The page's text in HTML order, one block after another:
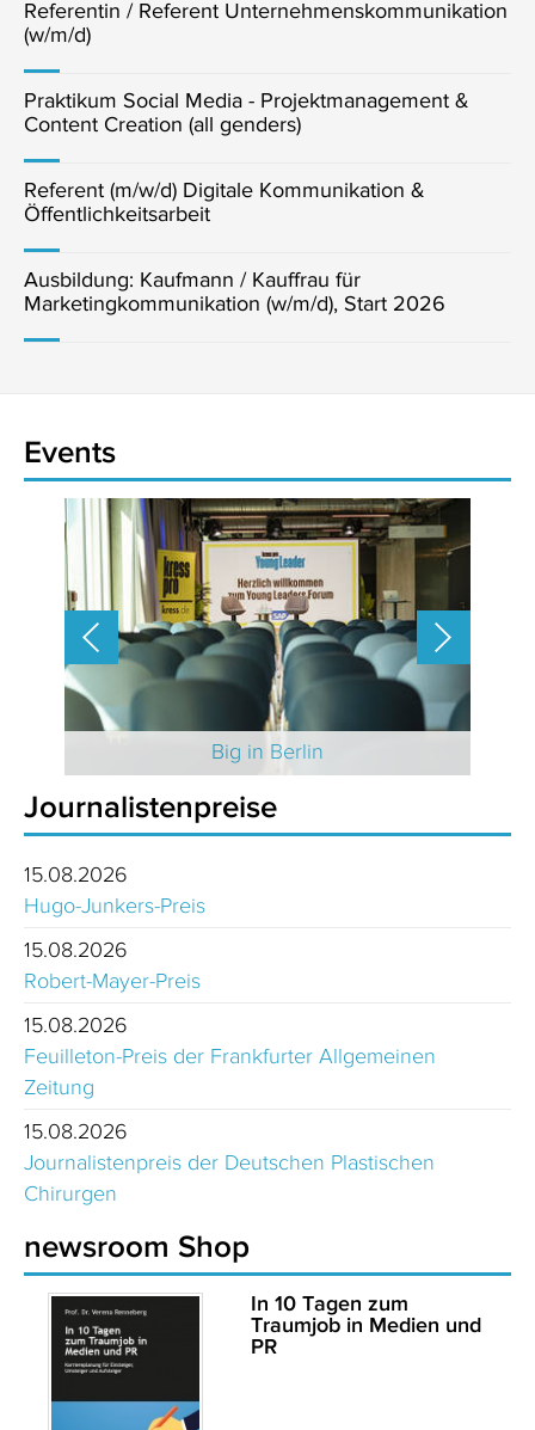
Referentin / Referent Unternehmenskommunikation
(w/m/d)
Praktikum Social Media - Projektmanagement &
Content Creation (all genders)
Referent (m/w/d) Digitale Kommunikation &
Öffentlichkeitsarbeit
Ausbildung: Kaufmann / Kauffrau für
Marketingkommunikation (w/m/d), Start 2026
Events
Big in Berlin
Journalistenpreise
15.08.2026
Hugo-Junkers-Preis
15.08.2026
Robert-Mayer-Preis
15.08.2026
Feuilleton-Preis der Frankfurter Allgemeinen
Zeitung
15.08.2026
Journalistenpreis der Deutschen Plastischen
Chirurgen
newsroom Shop
In 10 Tagen zum
Traumjob in Medien und
PR